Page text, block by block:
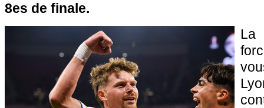
8es de finale.
La